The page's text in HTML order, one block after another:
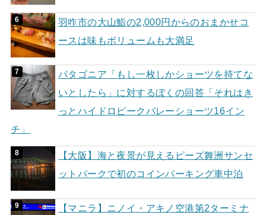
羽咋市の大山鮨の2,000円からのおまかせコ
ースは味もボリュームも大満足
パタゴニア「もし一枚しかショーツを持てな
いとしたら」に対するぼくの回答「それはき
っとハイドロピークバレーショーツ16イン
チ」
【大阪】海と夜景が見えるピーズ舞洲サンセ
ットパークで初のコインパーキング車中泊
【マニラ】ニノイ・アキノ空港第2ターミナ